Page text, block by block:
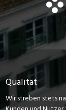
Qualität
Wir streben stets